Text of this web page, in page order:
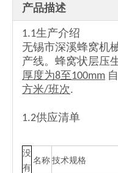
产品描述
1.1生产介绍
无锡市深溪蜂窝机
产线。蜂窝状层压
厚度为8至100mm
方米/班次.
1.2供应清单
没
有
名称 技术规格